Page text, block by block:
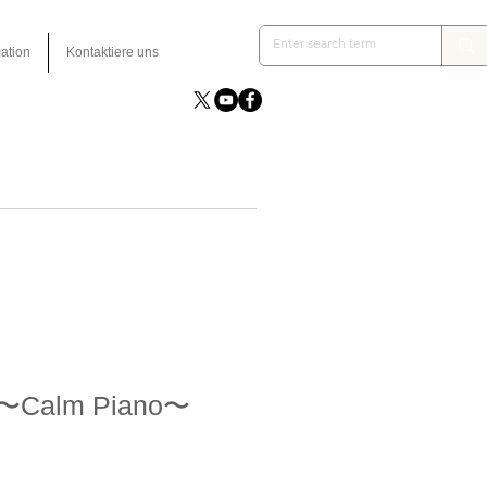
Kontaktiere uns
Calm Piano〜